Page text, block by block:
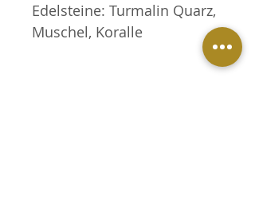
Edelsteine: Turmalin Quarz,
Muschel, Koralle